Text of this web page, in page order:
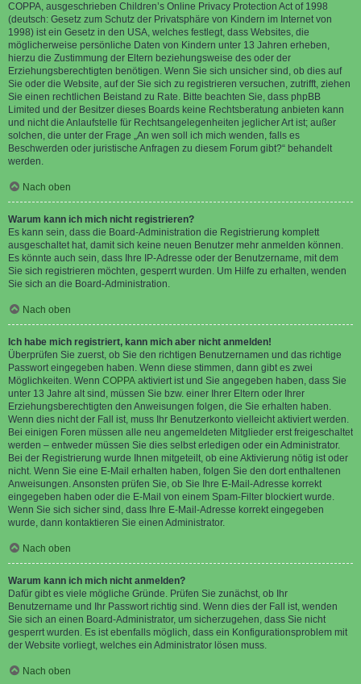
COPPA, ausgeschrieben Children’s Online Privacy Protection Act of 1998
(deutsch: Gesetz zum Schutz der Privatsphäre von Kindern im Internet von
1998) ist ein Gesetz in den USA, welches festlegt, dass Websites, die
möglicherweise persönliche Daten von Kindern unter 13 Jahren erheben,
hierzu die Zustimmung der Eltern beziehungsweise des oder der
Erziehungsberechtigten benötigen. Wenn Sie sich unsicher sind, ob dies auf
Sie oder die Website, auf der Sie sich zu registrieren versuchen, zutrifft, ziehen
Sie einen rechtlichen Beistand zu Rate. Bitte beachten Sie, dass phpBB
Limited und der Besitzer dieses Boards keine Rechtsberatung anbieten kann
und nicht die Anlaufstelle für Rechtsangelegenheiten jeglicher Art ist; außer
solchen, die unter der Frage „An wen soll ich mich wenden, falls es
Beschwerden oder juristische Anfragen zu diesem Forum gibt?“ behandelt
werden.
Nach oben
Warum kann ich mich nicht registrieren?
Es kann sein, dass die Board-Administration die Registrierung komplett
ausgeschaltet hat, damit sich keine neuen Benutzer mehr anmelden können.
Es könnte auch sein, dass Ihre IP-Adresse oder der Benutzername, mit dem
Sie sich registrieren möchten, gesperrt wurden. Um Hilfe zu erhalten, wenden
Sie sich an die Board-Administration.
Nach oben
Ich habe mich registriert, kann mich aber nicht anmelden!
Überprüfen Sie zuerst, ob Sie den richtigen Benutzernamen und das richtige
Passwort eingegeben haben. Wenn diese stimmen, dann gibt es zwei
Möglichkeiten. Wenn COPPA aktiviert ist und Sie angegeben haben, dass Sie
unter 13 Jahre alt sind, müssen Sie bzw. einer Ihrer Eltern oder Ihrer
Erziehungsberechtigten den Anweisungen folgen, die Sie erhalten haben.
Wenn dies nicht der Fall ist, muss Ihr Benutzerkonto vielleicht aktiviert werden.
Bei einigen Foren müssen alle neu angemeldeten Mitglieder erst freigeschaltet
werden – entweder müssen Sie dies selbst erledigen oder ein Administrator.
Bei der Registrierung wurde Ihnen mitgeteilt, ob eine Aktivierung nötig ist oder
nicht. Wenn Sie eine E-Mail erhalten haben, folgen Sie den dort enthaltenen
Anweisungen. Ansonsten prüfen Sie, ob Sie Ihre E-Mail-Adresse korrekt
eingegeben haben oder die E-Mail von einem Spam-Filter blockiert wurde.
Wenn Sie sich sicher sind, dass Ihre E-Mail-Adresse korrekt eingegeben
wurde, dann kontaktieren Sie einen Administrator.
Nach oben
Warum kann ich mich nicht anmelden?
Dafür gibt es viele mögliche Gründe. Prüfen Sie zunächst, ob Ihr
Benutzername und Ihr Passwort richtig sind. Wenn dies der Fall ist, wenden
Sie sich an einen Board-Administrator, um sicherzugehen, dass Sie nicht
gesperrt wurden. Es ist ebenfalls möglich, dass ein Konfigurationsproblem mit
der Website vorliegt, welches ein Administrator lösen muss.
Nach oben